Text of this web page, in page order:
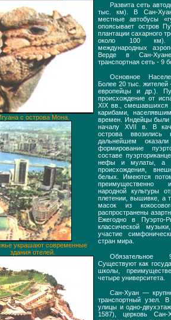
с острова Мона.
украшают современные
здания отелей.
Развита сеть
тыс. км). В Сан-
местные автобусы
опоясывает остров
плантации сахарного
около 100 км).
международных
Верде в Сан-
транспортная сеть - 9
Основное
Более 20 тыс.
европейцы и др.).
происхождение от
XIX вв., смешавшихся
карибами,
времен. Индейцы были
началу XVII в. В
острова
дальнейшем
формирование
составе
нефы и мулаты, а
происхождения,
белых. Имеются
преимущественно
народной культуры
плетении, вышивке, а
масок из
распространены
Ежегодно в Пуэрто-
классической
участие
стран мира.
Обязательное
Существуют как
школы,
четыре университета.
Сан-Хуан —
транспортный узел.
улицы и одно-
1587), церковь